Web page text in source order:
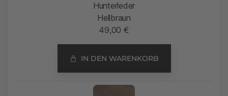
Hunterleder
Hellbraun
49,00 €
IN DEN WARENKORB